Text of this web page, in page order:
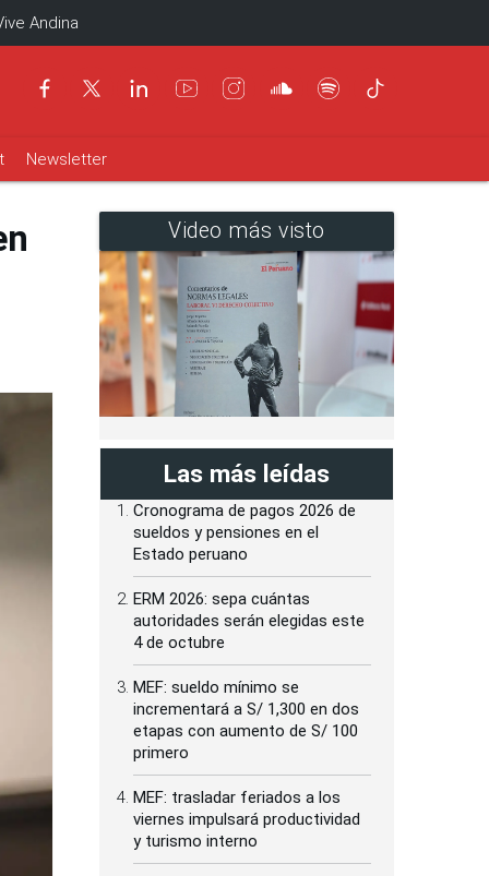
Andina
Newsletter
Video más visto
Las más leídas
Cronograma de pagos 2026 de
sueldos y pensiones en el
Estado peruano
ERM 2026: sepa cuántas
autoridades serán elegidas este
4 de octubre
MEF: sueldo mínimo se
incrementará a S/ 1,300 en dos
etapas con aumento de S/ 100
primero
MEF: trasladar feriados a los
viernes impulsará productividad
y turismo interno